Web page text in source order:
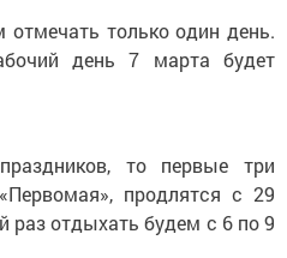
только один день.
день 7 марта будет
то первые три
продлятся с 29
раз отдыхать будем с 6 по 9